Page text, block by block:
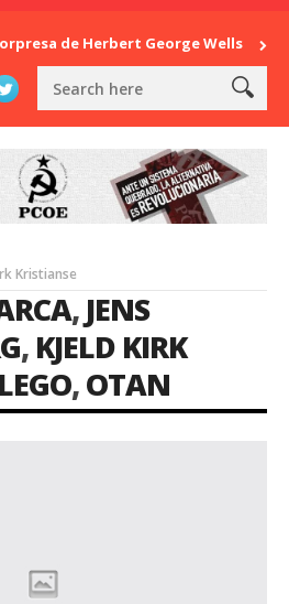
de Herbert George Wells
Kristianse
, JENS
, KJELD KIRK
LEGO,OTAN